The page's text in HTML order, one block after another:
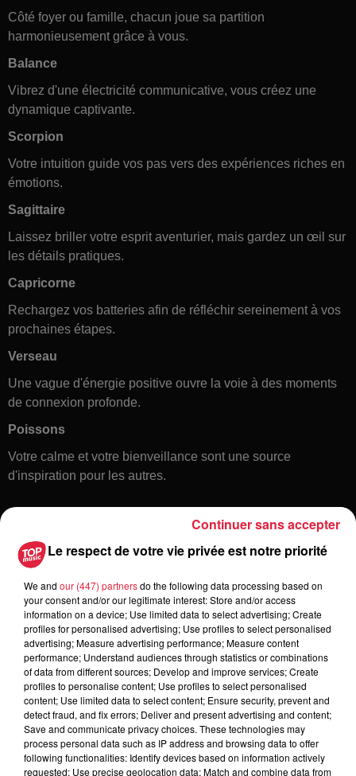
Côté foyer ou famille, chacun joue sa partition
harmonieusement grâce à vous.
Balance
Vibrez d'une électricité communicative, vous créez une
dynamique captivante.
Scorpion
Votre intuition guide vos pas vers des expériences riches en
émotions.
Sagittaire
Laissez briller votre esprit aventurier, mais gardez un œil sur
les détails pratiques.
Capricorne
Rechargez vos batteries afin de réfléchir sereinement à vos
prochaines étapes.
Verseau
Une vague d'énergie positive ouvre la voie à des moments
de connexion profonde.
Poissons
Votre calme et votre bienveillance sont une source
d'inspiration pour les autres.
Toute l'actu
6 août 2026
À Hoerdt, de l’eau brune sort des
robinets
Le respect de votre vie privée est notre priorité
We and our (447) partnersdo the following data processing based on
your consent and/or our legitimate interest: Store and/or access
information on a device; Use limited data to select advertising; Create
profiles for personalised advertising; Use profiles to select personalised
advertising; Measure advertising performance; Measure content
performance; Understand audiences through statistics or combinations
of data from different sources; Develop and improve services; Create
profiles to personalise content; Use profiles to select personalised
content; Use limited data to select content; Ensure security, prevent and
detect fraud, and fix errors; Deliver and present advertising and content;
Save and communicate privacy choices. These technologies may
process personal data such as IP address and browsing data to offer
following functionalities: Identify devices based on information actively
requested; Use precise geolocation data; Match and combine data from
Continuer sans accepter